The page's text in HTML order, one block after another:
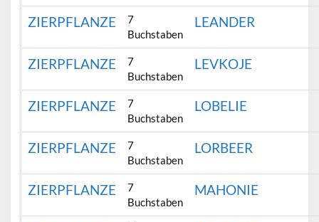
ZIERPFLANZE
7
Buchstaben
LEANDER
ZIERPFLANZE
7
Buchstaben
LEVKOJE
ZIERPFLANZE
7
Buchstaben
LOBELIE
ZIERPFLANZE
7
Buchstaben
LORBEER
ZIERPFLANZE
7
Buchstaben
MAHONIE